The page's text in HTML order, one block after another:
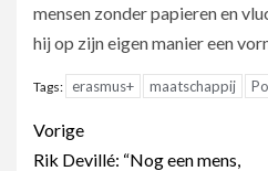
mensen zonder papieren en
hij op zijn eigen manier een
Tags: erasmus+ maatschappij
Berichtnavigatie
Vorige
Rik Devillé: “Nog een mens,